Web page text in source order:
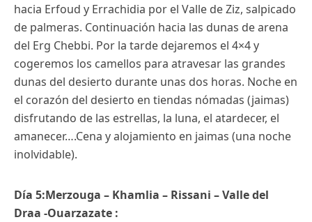
hacia Erfoud y Errachidia por el Valle de Ziz, salpicado
de palmeras. Continuación hacia las dunas de arena
del Erg Chebbi. Por la tarde dejaremos el 4×4 y
cogeremos los camellos para atravesar las grandes
dunas del desierto durante unas dos horas. Noche en
el corazón del desierto en tiendas nómadas (jaimas)
disfrutando de las estrellas, la luna, el atardecer, el
amanecer….Cena y alojamiento en jaimas (una noche
inolvidable).
Día 5:Merzouga – Khamlia – Rissani – Valle del
Draa -Ouarzazate :